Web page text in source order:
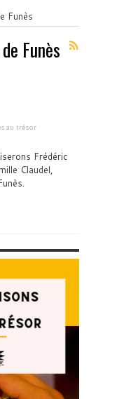
Funès
Funès
au trésor
Frédéric
Claudel,